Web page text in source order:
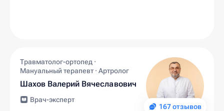
167 отзывов
Травматолог-ортопед ·
Мануальный терапевт · Артролог
Шахов Валерий Вячеславович
Врач-эксперт